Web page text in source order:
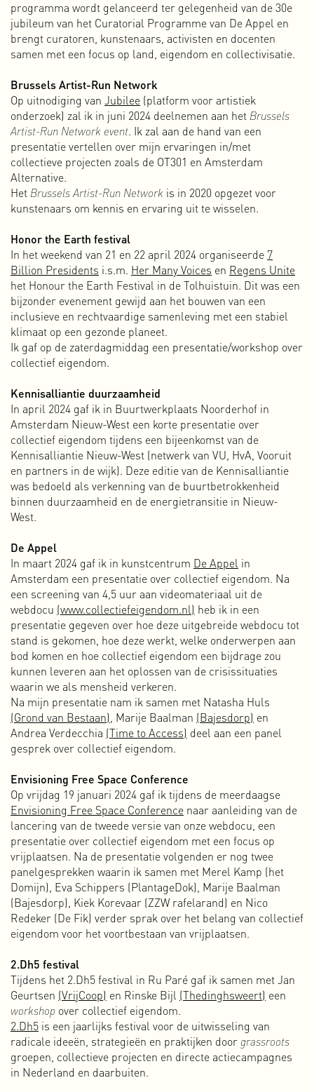
nog steeds een fantastisch pand met veel mogelijkheden
om de combinatie van wonen, werken en publiek functies
die we in het OLVG waren begonnen voort te blijven zetten.
In 2006 lukte het ons om als collectief van
kopen en om te zetten naar collectief eigendom. Collectief
eigendom wil in dit geval zeggen dat het eigendom te alle
tijden bij de vereniging ligt en niet bij de individuen in het
collectief. Niemand kan diens stukje verkopen.
De aankoop was een belangrijk moment voor het
voortbestaan van de OT301 maar ook voor mij persoonlijk. Ik
begon me steeds meer te interesseren in en bemoeien met
de organisatiestructuur. Ik werd muziekprogrammeur in
onze concert- en clubzaal en stapte in 2011 in het bestuur
Als lid van de pr & communicatie commissie ontwierp ik
vele flyers, posters, banners en de website van de OT301.
Ook maakte ik (samen met anderen) de boekenAutonomie
door tegenspraak(2013) en20 years of Art & Autonomy
(2019).
Ik ben nu nog steeds actief bij de OT301 als
muziekprogrammeur en bestuurslid. Sinds begin 2023 ben
ik samen met een team vrijwilligers van Amsterdam
Alternative ook verantwoordelijk voor de programmering
Meer over de OT301
3-1
Toen in 1996 desoftwareRebirth RB-338 werd uitgebracht,
kwam ik voor het eerst in aanraking met het maken van
muziek. Op mijn studentenkamer in Maastricht zat ik
regelmatig tot diep in de nacht achter mijn computer te
experimenteren met beats en synths. Ik wist weinig tot niets
van muziek maken en werkte puur vanuit intuïtie en gevoel.
stuk door als in een soort trance.
In het gekraakte OLVG ziekenhuis in Amsterdam-Oost
begon het maken van muziek wat serieuzere vormen aan te
nemen en richtte ik met Peter Rutten de elektropunk band
3-1 op. In het begin maakten we nogal abstracte, vage,
onvoorspelbare noize, maar naarmate we meer leerden
werden onzetracksgestructureerder en beter. Om het
ongepolijste karakter van de muziek aan te dikken
bombardeerden we het publiek tijdens liveoptredens met
zelfgemaakte video’s en een absurdistische liveshow met
danseressen en een kickbokser.
Uiteindelijk hebben we tot 2010 met 3-1 gespeeld. In die tijd
hebben honderden keren live opgetreden bij festivals, in
musea, clubs en kraakpanden in binnen- en buitenland.
project genaamd TCS gewerkt, maar wegens een gebrek
aan tijd hebben we dat niet lang volgehouden. In 2016 zijn
Peter en ik weer wat muziek gaan maken onder de naam
Van Pi en later met Lilian Hak onder de naam LHISPR.
Meer over 3-1 en andere muziekprojecten
310k
Na een aantal zelf-geïnitieerde projecten en wat VJ-
optredens gingen Paul Rickus en ik in april 2003 officieel
van start als ontwerpbureau 310k. Naast de tot dan toe
gebruikelijke drukwerk opdrachten zoals posters, flyers,
visitekaartjes), magazines en boeken, hebben we vanaf het
begin een zeer multidisciplinaire insteek gehad. Het liefst
werkten we aan projecten waarin we drukwerk konden
combineren met online- en videocontent.
In de twintig jaar die we samen onder de naam 310k hebben
gewerkt, hebben we veel verschillende culturele en
commerciële opdrachten gehad. Dit was een mooie tijd
waarin we veel hebben geleerd, veel van onze ambities
programma wordt gelanceerd ter gelegenheid van de 30e
jubileum van het Curatorial Programme van De Appel en
brengt curatoren, kunstenaars, activisten en docenten
samen met een focus op land, eigendom en collectivisatie.
Brussels Artist-Run Network
Op uitnodiging van Jubilee (platform voor artistiek
onderzoek) zal ik in juni 2024 deelnemen aan het Brussels
Artist-Run Network event. Ik zal aan de hand van een
presentatie vertellen over mijn ervaringen in/met
collectieve projecten zoals de OT301 en Amsterdam
Alternative.
Het Brussels Artist-Run Network is in 2020 opgezet voor
kunstenaars om kennis en ervaring uit te wisselen.
Honor the Earth festival
In het weekend van 21 en 22 april 2024 organiseerde 7
Billion Presidents i.s.m. Her Many Voices en Regens Unite
het Honour the Earth Festival in de Tolhuistuin. Dit was een
bijzonder evenement gewijd aan het bouwen van een
inclusieve en rechtvaardige samenleving met een stabiel
klimaat op een gezonde planeet.
Ik gaf op de zaterdagmiddag een presentatie/workshop over
collectief eigendom.
Kennisalliantie duurzaamheid
In april 2024 gaf ik in Buurtwerkplaats Noorderhof in
Amsterdam Nieuw-West een korte presentatie over
collectief eigendom tijdens een bijeenkomst van de
Kennisalliantie Nieuw-West (netwerk van VU, HvA, Vooruit
en partners in de wijk). Deze editie van de Kennisalliantie
was bedoeld als verkenning van de buurtbetrokkenheid
binnen duurzaamheid en de energietransitie in Nieuw-
West.
De Appel
In maart 2024 gaf ik in kunstcentrum De Appel in
Amsterdam een presentatie over collectief eigendom. Na
een screening van 4,5 uur aan videomateriaal uit de
webdocu (www.collectiefeigendom.nl) heb ik in een
presentatie gegeven over hoe deze uitgebreide webdocu tot
stand is gekomen, hoe deze werkt, welke onderwerpen aan
bod komen en hoe collectief eigendom een bijdrage zou
kunnen leveren aan het oplossen van de crisissituaties
waarin we als mensheid verkeren.
Na mijn presentatie nam ik samen met Natasha Huls
(Grond van Bestaan), Marije Baalman (Bajesdorp) en
Andrea Verdecchia (Time to Access) deel aan een panel
gesprek over collectief eigendom.
Envisioning Free Space Conference
Op vrijdag 19 januari 2024 gaf ik tijdens de meerdaagse
Envisioning Free Space Conference naar aanleiding van de
lancering van de tweede versie van onze webdocu, een
presentatie over collectief eigendom met een focus op
vrijplaatsen. Na de presentatie volgenden er nog twee
panelgesprekken waarin ik samen met Merel Kamp (het
Domijn), Eva Schippers (PlantageDok), Marije Baalman
(Bajesdorp), Kiek Korevaar (ZZW rafelarand) en Nico
Redeker (De Fik) verder sprak over het belang van collectief
eigendom voor het voortbestaan van vrijplaatsen.
2.Dh5 festival
Tijdens het 2.Dh5 festival in Ru Paré gaf ik samen met Jan
Geurtsen (VrijCoop) en Rinske Bijl (Thedinghsweert) een
workshop over collectief eigendom.
2.Dh5 is een jaarlijks festival voor de uitwisseling van
radicale ideeën, strategieën en praktijken door grassroots
groepen, collectieve projecten en directe actiecampagnes
in Nederland en daarbuiten.